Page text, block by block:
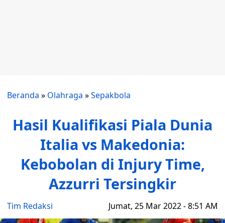
Beranda » Olahraga »Sepakbola
Hasil Kualifikasi Piala Dunia
Italia vs Makedonia:
Kebobolan di Injury Time,
Azzurri Tersingkir
Tim Redaksi Jumat, 25 Mar 2022 - 8:51 AM